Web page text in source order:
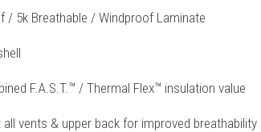
/ 5k Breathable / Windproof Laminate
F.A.S.T.™ / Thermal Flex™ insulation value
all vents & upper back for improved breathability